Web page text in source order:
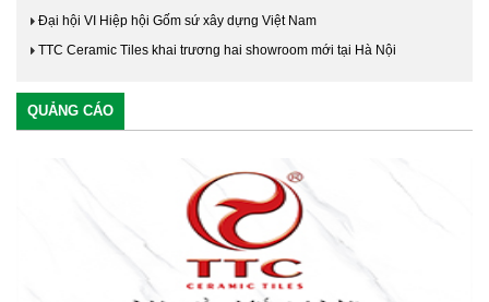
Đại hội VI Hiệp hội Gốm sứ xây dựng Việt Nam
TTC Ceramic Tiles khai trương hai showroom mới tại Hà Nội
QUẢNG CÁO